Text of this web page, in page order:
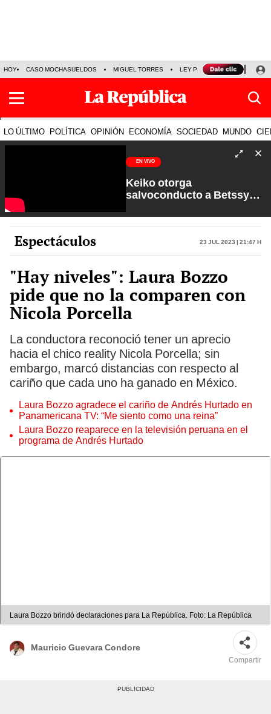
HOY CASO MOCHASUELDOS MIGUEL TORRES LEY PULPÍN PRECIO DEL
LO ÚLTIMO POLÍTICA OPINIÓN ECONOMÍA SOCIEDAD MUNDO
EN VIVO
Keiko otorga
salvoconducto a Betssy
Petroperú | Sin Guion con
Rosa María Palacios
Espectáculos 23 Jul 2023 | 21:47 h
"Hay niveles": Laura Bozzo
pide que no la comparen con
Nicola Porcella
La conductora reconoció tener un aprecio
hacia el chico reality Nicola Porcella; sin
embargo, marcó distancias con respecto al
cariño que cada uno ha ganado en México.
Laura Bozzo agradece el cariño de Andrés Hurtado en
Panamericana TV: “Me siento como una reina”
Laura Bozzo reaparece en la televisión peruana en el
programa de Andrés Hurtado
Laura Bozzo brindó declaraciones para La República. Foto: La República
Mauricio Guevara Condore
Compartir